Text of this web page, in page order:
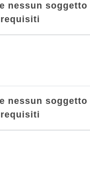
nessun soggetto
nessun soggetto